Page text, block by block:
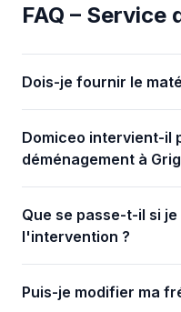
FAQ – Service
Dois-je fournir le
Domiceo intervient-il
déménagement à
Que se passe-t-il si
l'intervention ?
Puis-je modifier ma